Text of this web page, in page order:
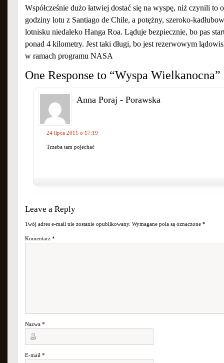
Współcześnie dużo łatwiej dostać się na wyspę, niż czynili to
godziny lotu z Santiago de Chile, a potężny, szeroko-
lotnisku niedaleko Hanga Roa. Ląduje bezpiecznie, bo pas
ponad 4 kilometry. Jest taki długi, bo jest rezerwowym
w ramach programu NASA
One Response to “Wyspa Wielkanocna”
Anna Poraj - Porawska
24 lipca 2011 o 17:19
Trzeba tam pojechać
Leave a Reply
Twój adres e-mail nie zostanie opublikowany. Wymagane pola są oznaczone *
Komentarz *
Nazwa *
E-mail *